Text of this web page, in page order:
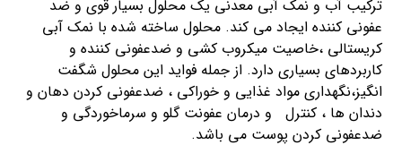
ترکیب آب و نمک آبی معدنی یک محلول بسیار قوی و ضد
عفونی کننده ایجاد می کند. محلول ساخته شده با نمک آبی
کریستالی ،خاصیت میکروب کشی و ضدعفونی کننده و
کاربرد‌های بسیاری دارد. از جمله فواید این محلول شگفت
انگیز،نگهداری مواد غذایی و خوراکی ، ضدعفونی کردن دهان و
دندان ها ، کنترل و درمان عفونت گلو و سرماخوردگی و
ضدعفونی کردن پوست می باشد.